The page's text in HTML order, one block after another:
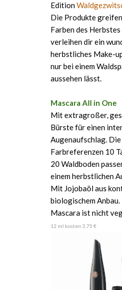
Edition
Die Produkte
Farben des
verleihen dir ein
herbstliches Make-
nur bei einem
aussehen lässt.
Mascara All in One
Mit extragroßer,
Bürste für einen
Augenaufschlag.
Farbreferenzen 10
20 Waldboden
einem herbstlichen
Mit Jojobaöl aus
biologischem
Mascara ist nicht
12 ml kosten 3,75 €